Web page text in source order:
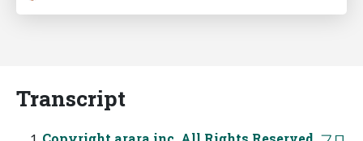
Transcript